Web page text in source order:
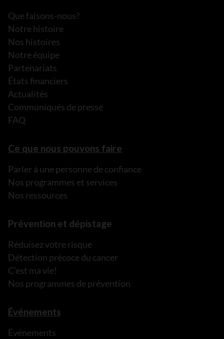
Que faisons-nous?
Notre histoire
Nos histoires
Notre équipe
Partenariats
États financiers
Actualités
Communiqués de presse
FAQ
Ce que nous pouvons faire
Parler à une personne de confiance
Nos programmes et services
Nos ressources
Prévention et dépistage
Réduisez votre risque
Détection précoce du cancer
C’est ma vie!
Nos programmes de prévention
Événements
Événements